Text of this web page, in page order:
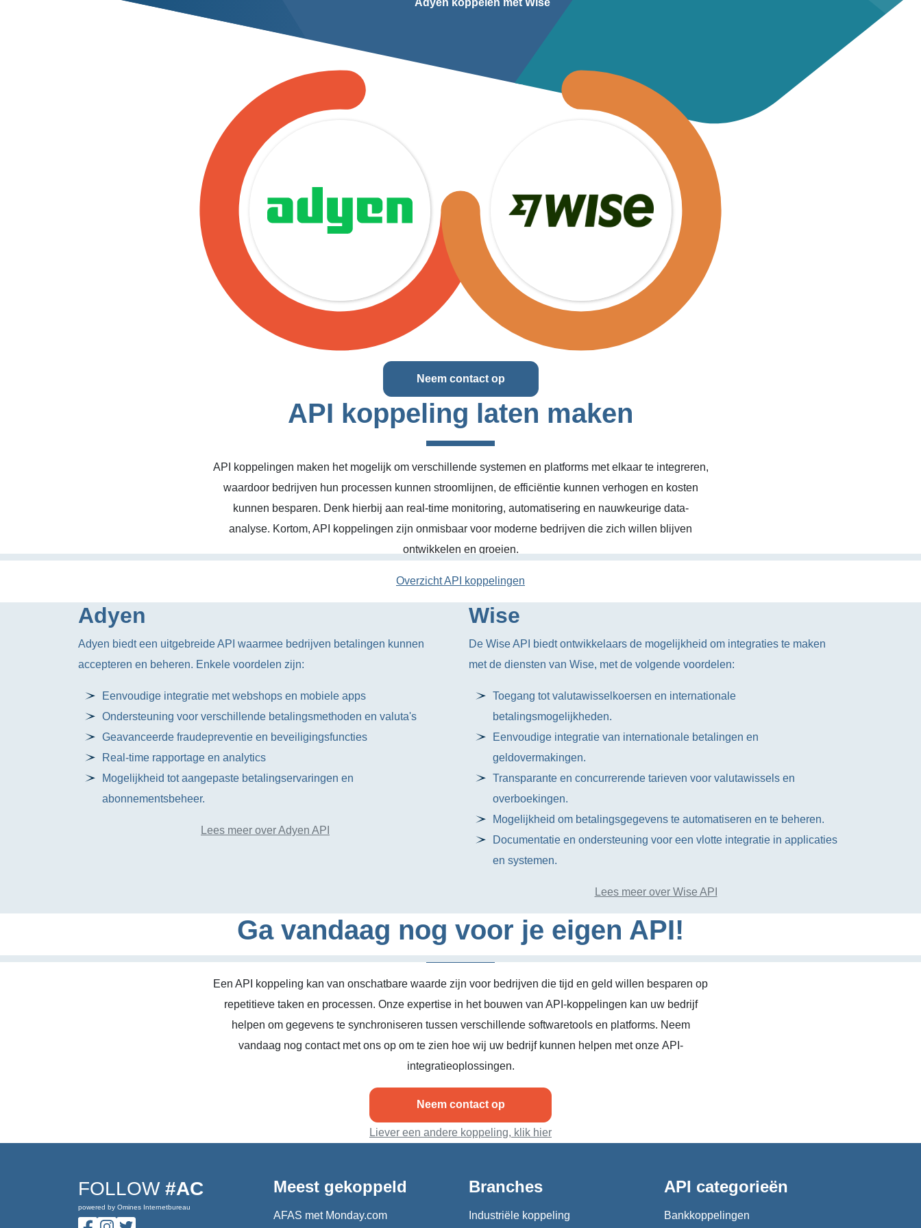
Adyen koppelen met Wise
Neem contact op
API koppeling laten maken
API koppelingen maken het mogelijk om verschillende systemen en platforms met elkaar te integreren,
waardoor bedrijven hun processen kunnen stroomlijnen, de efficiëntie kunnen verhogen en kosten
kunnen besparen. Denk hierbij aan real-time monitoring, automatisering en nauwkeurige data-
analyse. Kortom, API koppelingen zijn onmisbaar voor moderne bedrijven die zich willen blijven
ontwikkelen en groeien.
Overzicht API koppelingen
Adyen
Adyen biedt een uitgebreide API waarmee bedrijven betalingen kunnen
accepteren en beheren. Enkele voordelen zijn:
Eenvoudige integratie met webshops en mobiele apps
Ondersteuning voor verschillende betalingsmethoden en valuta's
Geavanceerde fraudepreventie en beveiligingsfuncties
Real-time rapportage en analytics
Mogelijkheid tot aangepaste betalingservaringen en
abonnementsbeheer.
Lees meer over Adyen API
Wise
De Wise API biedt ontwikkelaars de mogelijkheid om integraties te maken
met de diensten van Wise, met de volgende voordelen:
Toegang tot valutawisselkoersen en internationale
betalingsmogelijkheden.
Eenvoudige integratie van internationale betalingen en
geldovermakingen.
Transparante en concurrerende tarieven voor valutawissels en
overboekingen.
Mogelijkheid om betalingsgegevens te automatiseren en te beheren.
Documentatie en ondersteuning voor een vlotte integratie in applicaties
en systemen.
Lees meer over Wise API
Ga vandaag nog voor je eigen API!
Een API koppeling kan van onschatbare waarde zijn voor bedrijven die tijd en geld willen besparen op
repetitieve taken en processen. Onze expertise in het bouwen van API-koppelingen kan uw bedrijf
helpen om gegevens te synchroniseren tussen verschillende softwaretools en platforms. Neem
vandaag nog contact met ons op om te zien hoe wij uw bedrijf kunnen helpen met onze API-
integratieoplossingen.
Neem contact op
Liever een andere koppeling, klik hier
FOLLOW #AC
powered by Omines Internetbureau
Meest gekoppeld
AFAS met Monday.com
Branches
Industriële koppeling
API categorieën
Bankkoppelingen